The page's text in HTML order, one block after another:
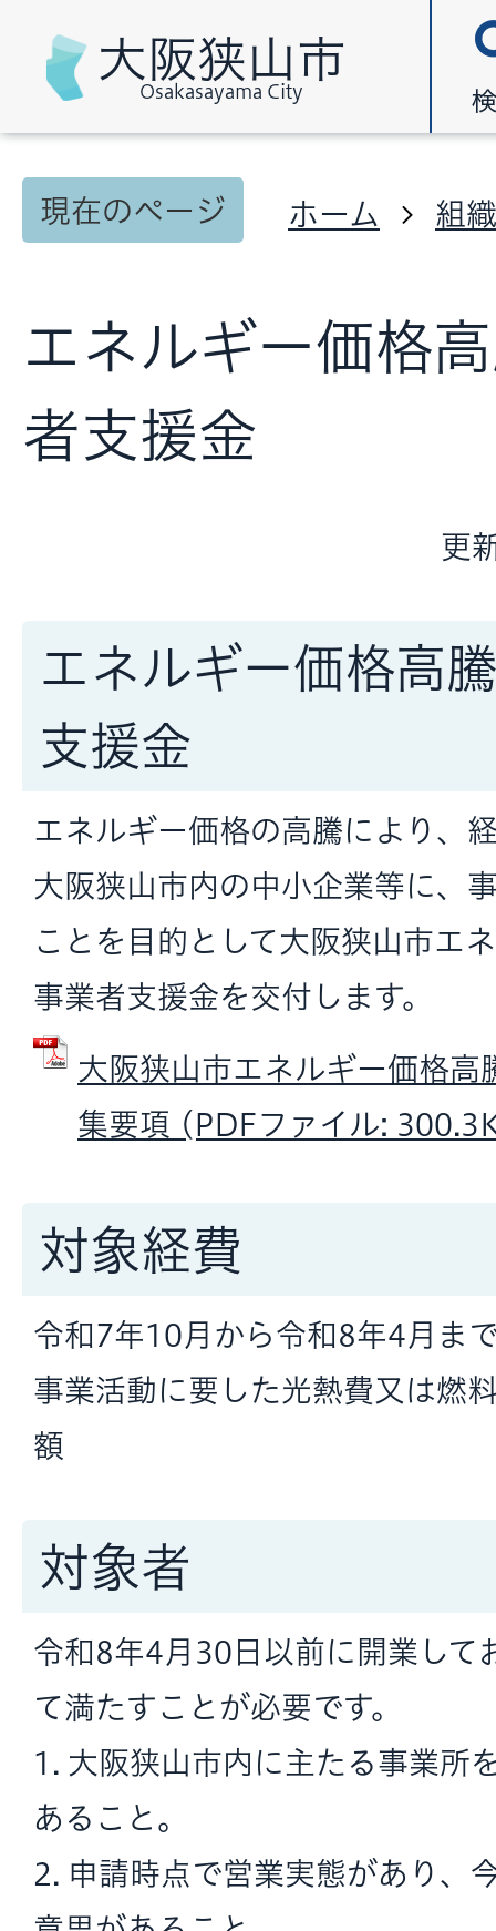
大阪狭山市
Osakasayama City
現在のページ ホーム 組
エネルギー価格
者支援金
更
エネルギー価格高
支援金
エネルギー価格の高騰により、
大阪狭山市内の中小企業等に、
ことを目的として大阪狭山市エ
事業者支援金を交付します。
大阪狭山市エネルギー価格高
集要項 (PDFファイル:
対象経費
令和7年10月から令和8年4月ま
事業活動に要した光熱費又は燃
額
対象者
令和8年4月30日以前に開業して
て満たすことが必要です。
1. 大阪狭山市内に主たる事業所
あること。
2. 申請時点で営業実態があり、